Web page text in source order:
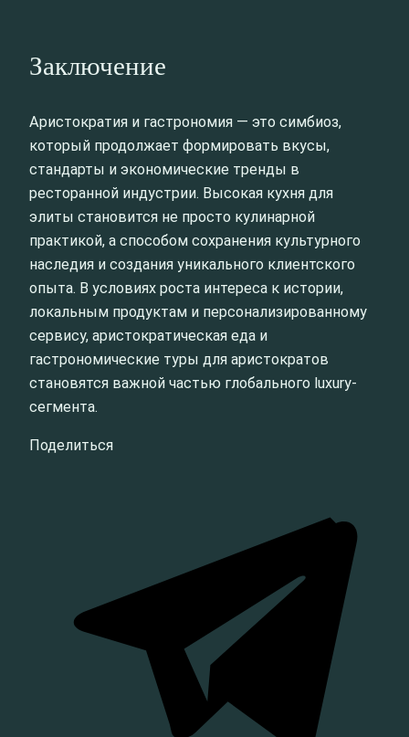
Заключение
Аристократия и гастрономия — это симбиоз,
который продолжает формировать вкусы,
стандарты и экономические тренды в
ресторанной индустрии. Высокая кухня для
элиты становится не просто кулинарной
практикой, а способом сохранения культурного
наследия и создания уникального клиентского
опыта. В условиях роста интереса к истории,
локальным продуктам и персонализированному
сервису, аристократическая еда и
гастрономические туры для аристократов
становятся важной частью глобального luxury-
сегмента.
Поделиться